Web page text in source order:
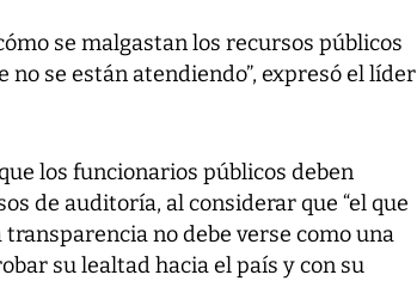
se malgastan los recursos públicos
se están atendiendo”, expresó el líder
los funcionarios públicos deben
de auditoría, al considerar que “el que
transparencia no debe verse como una
su lealtad hacia el país y con su